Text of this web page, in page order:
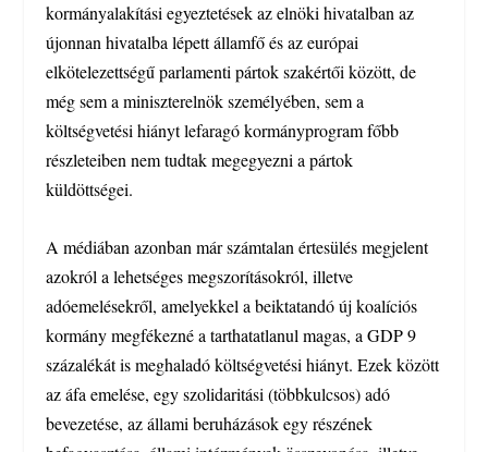
kormányalakítási egyeztetések az elnöki hivatalban az
újonnan hivatalba lépett államfő és az európai
elkötelezettségű parlamenti pártok szakértői között, de
még sem a miniszterelnök személyében, sem a
költségvetési hiányt lefaragó kormányprogram főbb
részleteiben nem tudtak megegyezni a pártok
küldöttségei.
A médiában azonban már számtalan értesülés megjelent
azokról a lehetséges megszorításokról, illetve
adóemelésekről, amelyekkel a beiktatandó új koalíciós
kormány megfékezné a tarthatatlanul magas, a GDP 9
százalékát is meghaladó költségvetési hiányt. Ezek között
az áfa emelése, egy szolidaritási (többkulcsos) adó
bevezetése, az állami beruházások egy részének